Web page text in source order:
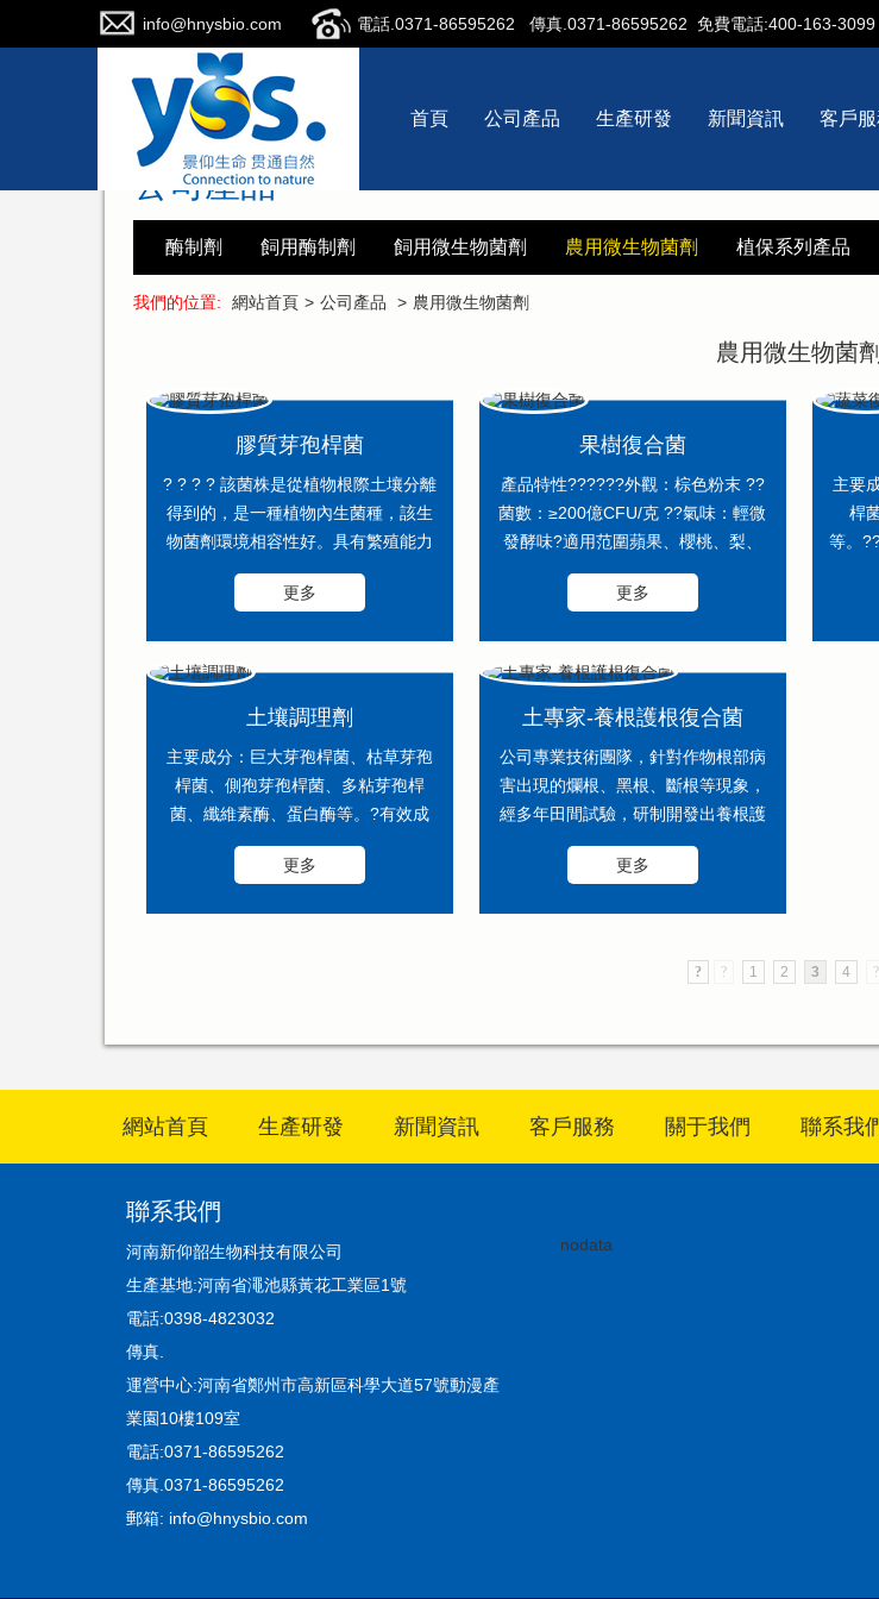
info@hnysbio.com 電話.0371-86595262 傳真.0371-86595262 免費電話:400-163-3099
首頁 公司產品 生產研發 新聞資訊 客戶
公司產品
酶制劑 飼用酶制劑 飼用微生物菌劑 農用微生物菌劑 植保系列產品
我們的位置: 網站首頁 > 公司產品 > 農用微生物菌劑
農用微生物菌劑
膠質芽孢桿菌
? ? ? ? 該菌株是從植物根際土壤分離
得到的，是一種植物內生菌種，該生
物菌劑環境相容性好。具有繁殖能力
快、易存活、抗逆性強的特點。??產
品特性?? ?外觀：...
更多
果樹復合菌
產品特性??????外觀：棕色粉末 ??
菌數：≥200億CFU/克 ??氣味：輕微
發酵味?適用范圍蘋果、櫻桃、梨、
桃、杏、柿、核桃、葡萄、石榴、柑
橘、棗、獼猴桃...
更多
主要
桿
等。
億
土壤調理劑
主要成分：巨大芽孢桿菌、枯草芽孢
桿菌、側孢芽孢桿菌、多粘芽孢桿
菌、纖維素酶、蛋白酶等。?有效成
分：有效活菌數≥200億CFU/g。使用
方法：作為菌劑使用，蘸根或...
更多
土專家-養根護根復合菌
公司專業技術團隊，針對作物根部病
害出現的爛根、黑根、斷根等現象，
經多年田間試驗，研制開發出養根護
根專用復合菌。該產品可通過根系屏
障作用、產生抑菌素和細胞分裂素
更多
? ? 1 2 3 4 ?
網站首頁 生產研發 新聞資訊 客戶服務 關于我們 聯系我
聯系我們
河南新仰韶生物科技有限公司
生產基地:河南省澠池縣黃花工業區1號
電話:0398-4823032
傳真.
運營中心:河南省鄭州市高新區科學大道57號動漫產
業園10樓109室
電話:0371-86595262
傳真.0371-86595262
郵箱: info@hnysbio.com
nodata